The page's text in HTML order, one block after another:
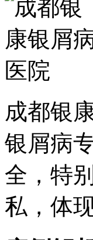
成都银
银屑病
全，特
私，体